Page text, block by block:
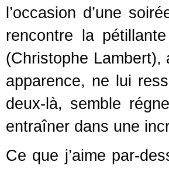
l’occasion d’une
rencontre la
(Christophe Lambert),
apparence, ne lui
deux-là, semble
entraîner dans une
Ce que j’aime par-